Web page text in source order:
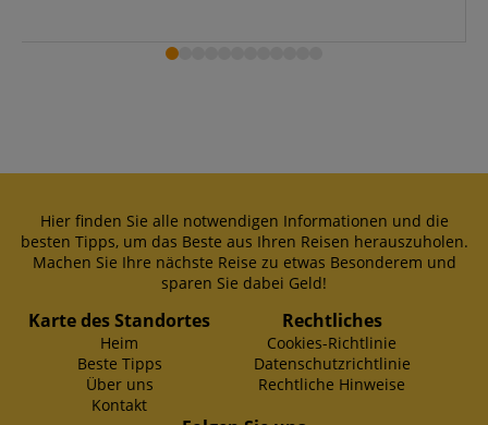
Hier finden Sie alle notwendigen Informationen und die
besten Tipps, um das Beste aus Ihren Reisen herauszuholen.
Machen Sie Ihre nächste Reise zu etwas Besonderem und
sparen Sie dabei Geld!
Karte des Standortes
Heim
Beste Tipps
Über uns
Kontakt
Rechtliches
Cookies-Richtlinie
Datenschutzrichtlinie
Rechtliche Hinweise